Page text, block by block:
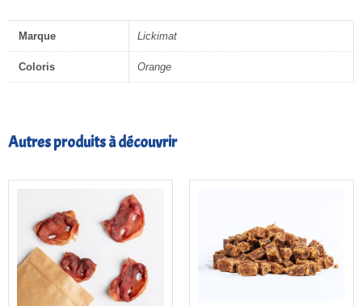
Marque Lickimat
Coloris Orange
Autres produits à découvrir
18,00€